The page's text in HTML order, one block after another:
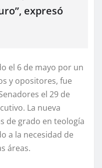
expresó
el 6 de mayo por un
y opositores, fue
el 29 de
La nueva
de grado en teología
a la necesidad de
áreas.